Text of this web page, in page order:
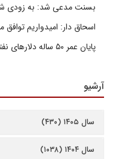
بسنت مدعی شد: به زودی
اسحاق دار: امیدواریم
پایان عمر ۵۰ ساله دلارهای نفتی به دست ایران
آرشیو
سال ۱۴۰۵ (۴۳۰)
سال ۱۴۰۴ (۱۰۳۸)